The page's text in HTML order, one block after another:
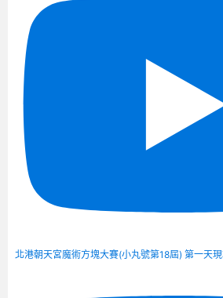
北港朝天宮魔術方塊大賽(小丸號第18屆) 第一天